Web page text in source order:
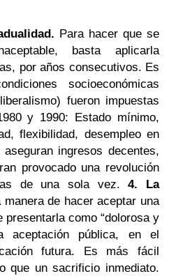
Para hacer que se
basta aplicarla
por años consecutivos. Es
socioeconómicas
fueron impuestas
y 1990: Estado mínimo,
flexibilidad, desempleo en
ingresos decentes,
provocado una revolución
de una sola vez.
4. La
manera de hacer aceptar una
como “dolorosa y
aceptación pública, en el
futura. Es más fácil
que un sacrificio inmediato.